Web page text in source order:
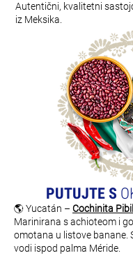
Autentični, kvalitetni
iz Meksika.
PUTUJTE S
🌎 Yucatán – Cochinita Pibil
Marinirana s achioteom i
omotana u listove banane.
vodi ispod palma Méride.